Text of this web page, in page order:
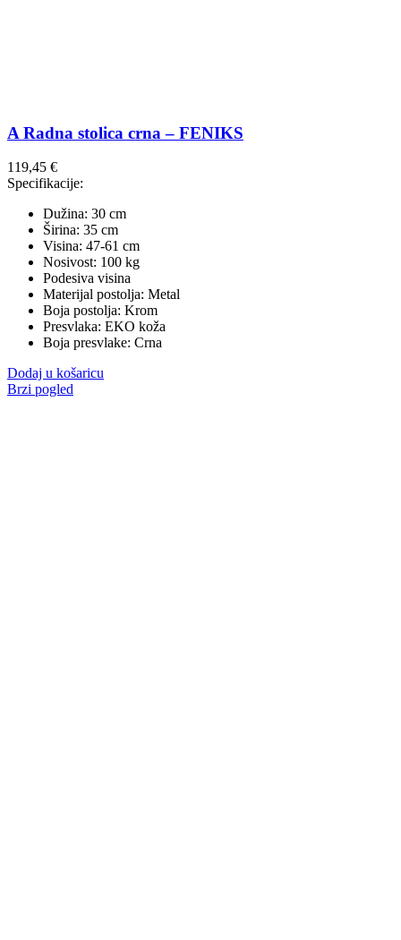
A Radna stolica crna – FENIKS
119,45 €
Specifikacije:
Dužina: 30 cm
Širina: 35 cm
Visina: 47-61 cm
Nosivost: 100 kg
Podesiva visina
Materijal postolja: Metal
Boja postolja: Krom
Presvlaka: EKO koža
Boja presvlake: Crna
Dodaj u košaricu
Brzi pogled